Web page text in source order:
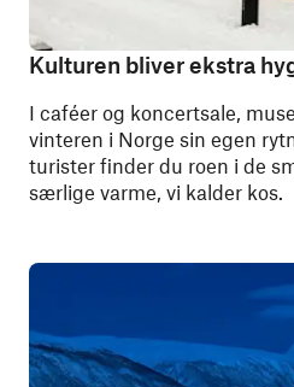
Kulturen bliver ekstra
I caféer og koncertsale,
vinteren i Norge sin egen
turister finder du roen i de
særlige varme, vi kalder kos.